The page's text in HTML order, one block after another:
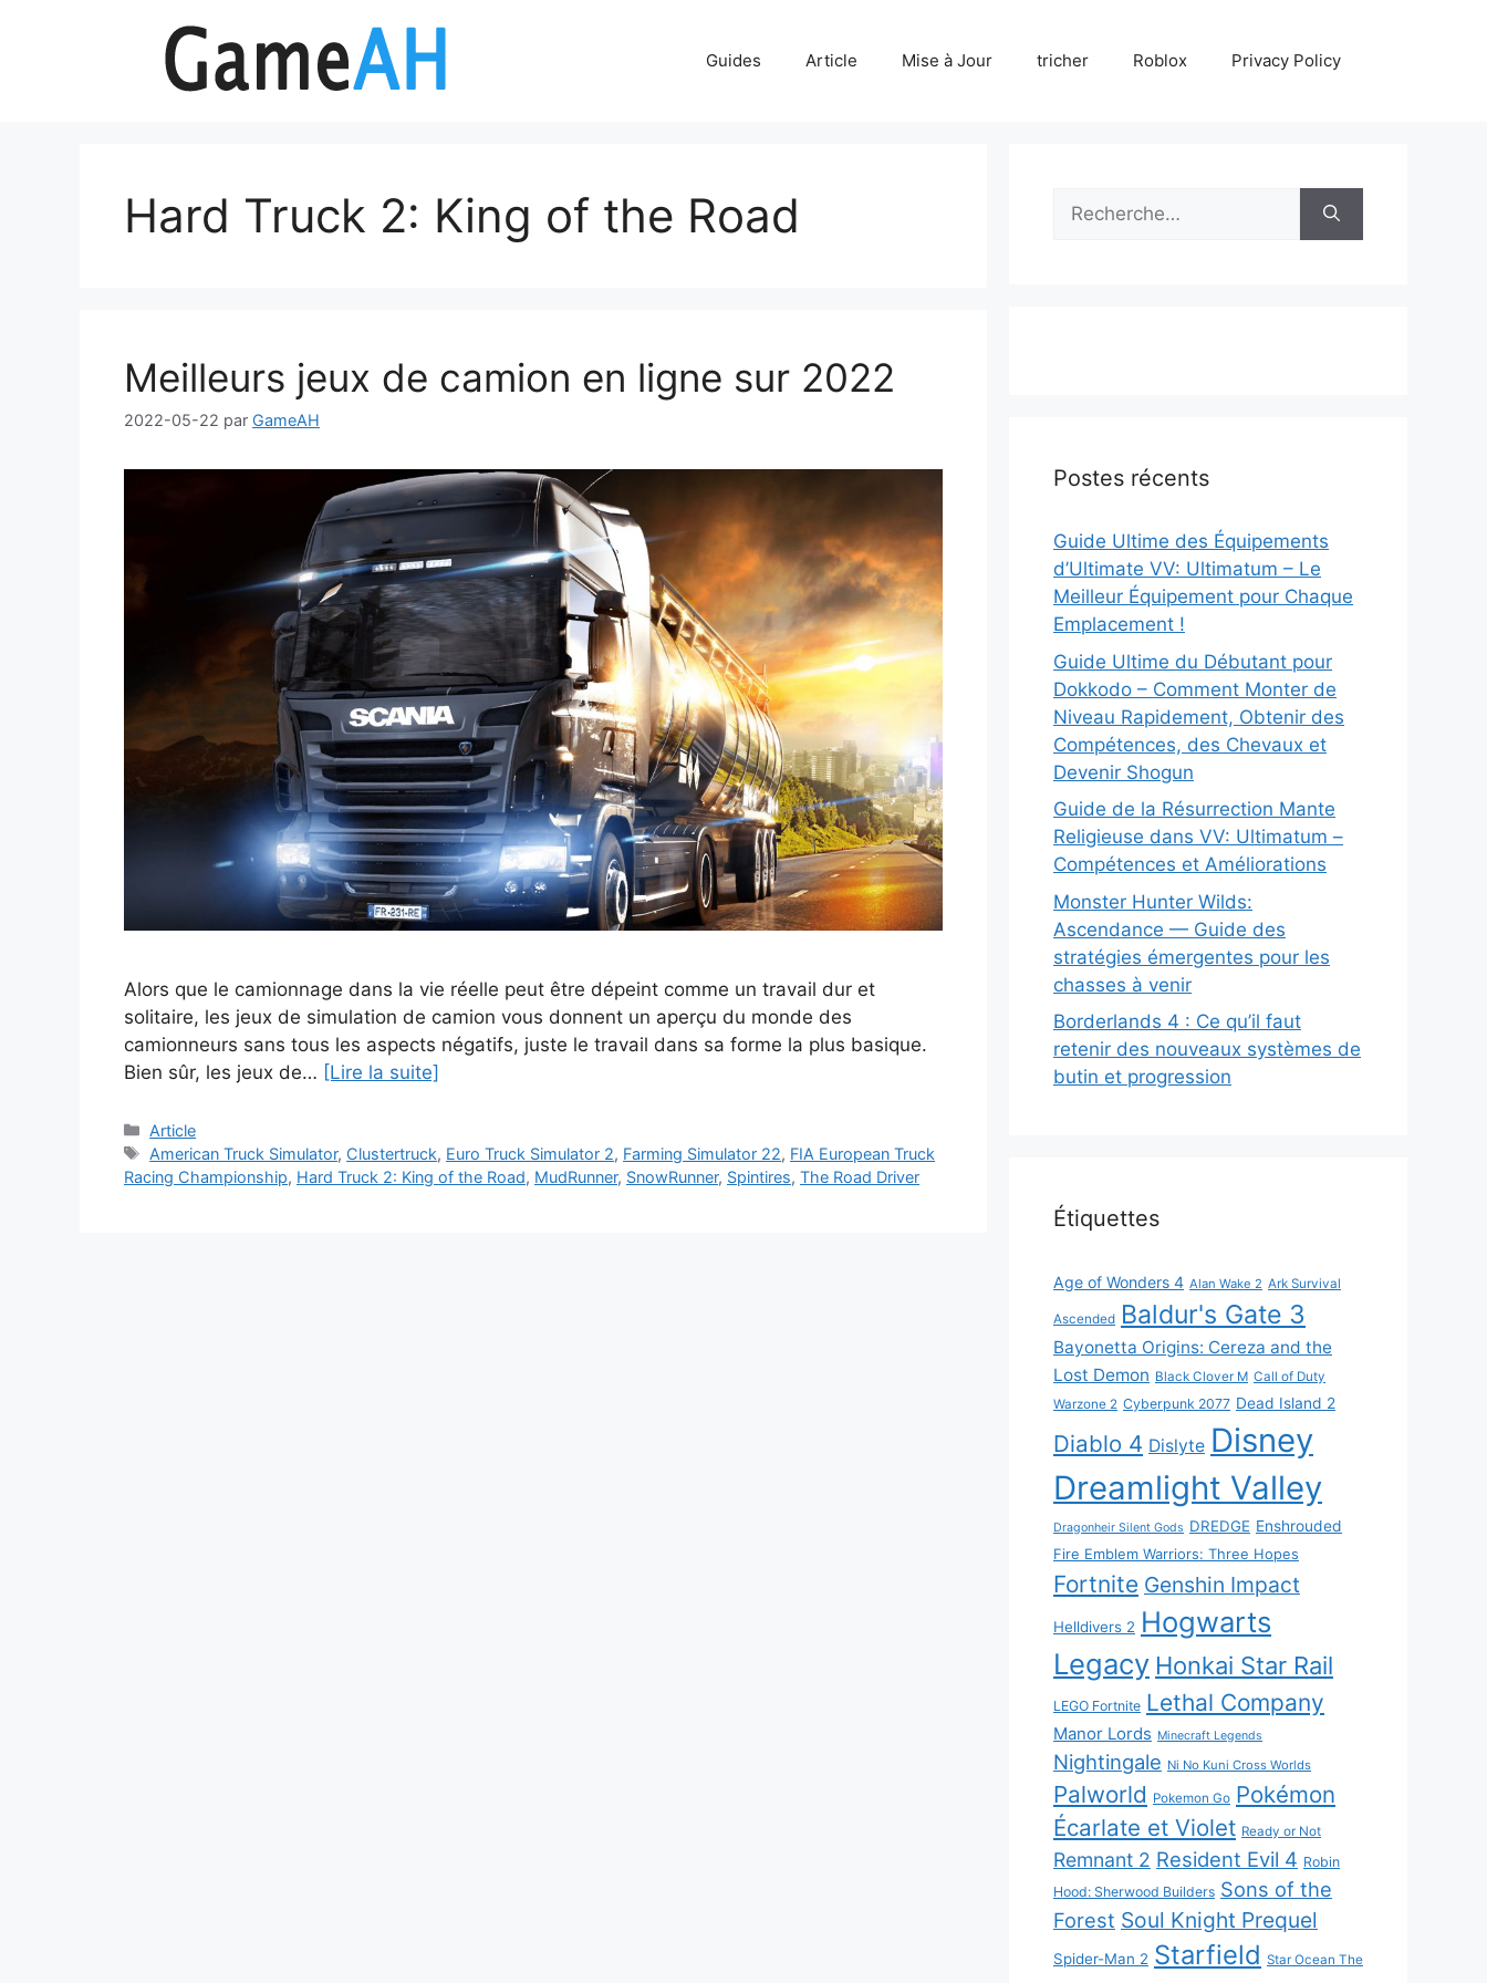
Guides Article Mise à Jour tricher Roblox Privacy Policy
Hard Truck 2: King of the Road
Meilleurs jeux de camion en ligne sur 2022
2022-05-22 par GameAH
Alors que le camionnage dans la vie réelle peut être dépeint comme un travail dur et
solitaire, les jeux de simulation de camion vous donnent un aperçu du monde des
camionneurs sans tous les aspects négatifs, juste le travail dans sa forme la plus basique.
Bien sûr, les jeux de… [Lire la suite]
Catégories
Article
Étiquettes
American Truck Simulator, Clustertruck, Euro Truck Simulator 2, Farming Simulator 22, FIA European Truck
Racing Championship, Hard Truck 2: King of the Road, MudRunner, SnowRunner, Spintires, The Road Driver
Rechercher :
Postes récents
Guide Ultime des Équipements
d’Ultimate VV: Ultimatum – Le
Meilleur Équipement pour Chaque
Emplacement !
Guide Ultime du Débutant pour
Dokkodo – Comment Monter de
Niveau Rapidement, Obtenir des
Compétences, des Chevaux et
Devenir Shogun
Guide de la Résurrection Mante
Religieuse dans VV: Ultimatum –
Compétences et Améliorations
Monster Hunter Wilds:
Ascendance — Guide des
stratégies émergentes pour les
chasses à venir
Borderlands 4 : Ce qu’il faut
retenir des nouveaux systèmes de
butin et progression
Étiquettes
Age of Wonders 4 Alan Wake 2 Ark Survival
Ascended Baldur's Gate 3
Bayonetta Origins: Cereza and the
Lost Demon Black Clover M Call of Duty
Warzone 2 Cyberpunk 2077 Dead Island 2
Diablo 4 Dislyte Disney
Dreamlight Valley
Dragonheir Silent Gods DREDGE Enshrouded
Fire Emblem Warriors: Three Hopes
Fortnite Genshin Impact
Helldivers 2 Hogwarts
Legacy Honkai Star Rail
LEGO Fortnite Lethal Company
Manor Lords Minecraft Legends
Nightingale Ni No Kuni Cross Worlds
Palworld Pokemon Go Pokémon
Écarlate et Violet Ready or Not
Remnant 2 Resident Evil 4 Robin
Hood: Sherwood Builders Sons of the
Forest Soul Knight Prequel
Spider-Man 2 Starfield Star Ocean The